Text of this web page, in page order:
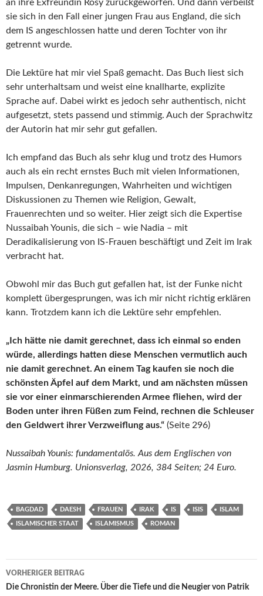
an ihre Exfreundin Rosy zurückgeworfen. Und dann verbeißt
sie sich in den Fall einer jungen Frau aus England, die sich
dem IS angeschlossen hatte und deren Tochter von ihr
getrennt wurde.
Die Lektüre hat mir viel Spaß gemacht. Das Buch liest sich
sehr unterhaltsam und weist eine knallharte, explizite
Sprache auf. Dabei wirkt es jedoch sehr authentisch, nicht
aufgesetzt, stets passend und stimmig. Auch der Sprachwitz
der Autorin hat mir sehr gut gefallen.
Ich empfand das Buch als sehr klug und trotz des Humors
auch als ein recht ernstes Buch mit vielen Informationen,
Impulsen, Denkanregungen, Wahrheiten und wichtigen
Diskussionen zu Themen wie Religion, Gewalt,
Frauenrechten und so weiter. Hier zeigt sich die Expertise
Nussaibah Younis, die sich – wie Nadia – mit
Deradikalisierung von IS-Frauen beschäftigt und Zeit im Irak
verbracht hat.
Obwohl mir das Buch gut gefallen hat, ist der Funke nicht
komplett übergesprungen, was ich mir nicht richtig erklären
kann. Trotzdem kann ich die Lektüre sehr empfehlen.
„Ich hätte nie damit gerechnet, dass ich einmal so enden
würde, allerdings hatten diese Menschen vermutlich auch
nie damit gerechnet. An einem Tag kaufen sie noch die
schönsten Äpfel auf dem Markt, und am nächsten müssen
sie vor einer einmarschierenden Armee fliehen, wird der
Boden unter ihren Füßen zum Feind, rechnen die Schleuser
den Geldwert ihrer Verzweiflung aus.“ (Seite 296)
Nussaibah Younis: fundamentalös. Aus dem Englischen von
Jasmin Humburg. Unionsverlag, 2026, 384 Seiten; 24 Euro.
BAGDAD DAESH FRAUEN IRAK IS ISIS ISLAM
ISLAMISCHER STAAT ISLAMISMUS ROMAN
Beitragsnavigation
VORHERIGER BEITRAG
Die Chronistin der Meere. Über die Tiefe und die Neugier von Patrik